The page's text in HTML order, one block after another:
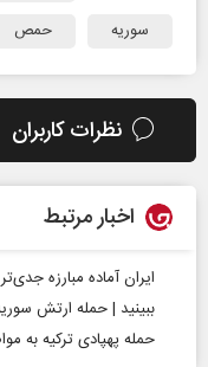
سوریه
حمص
نظرات کاربران
اخبار مرتبط
ایران آماده مبارزه
ببینید | حمله ارتش
حمله پهپادی ترکیه به